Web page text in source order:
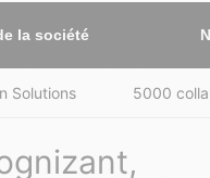
la société
Solutions 5000